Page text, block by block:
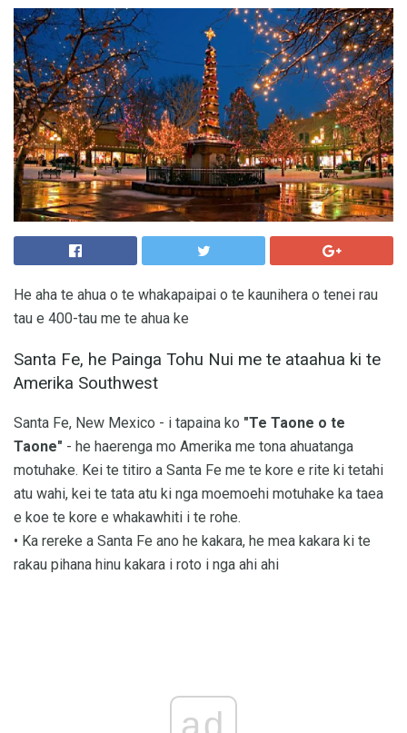
He aha te ahua o te whakapaipai o te kaunihera o tenei rau
tau e 400-tau me te ahua ke
Santa Fe, he Painga Tohu Nui me te ataahua ki te
Amerika Southwest
Santa Fe, New Mexico - i tapaina ko "Te Taone o te
Taone" - he haerenga mo Amerika me tona ahuatanga
motuhake. Kei te titiro a Santa Fe me te kore e rite ki tetahi
atu wahi, kei te tata atu ki nga moemoehi motuhake ka taea
e koe te kore e whakawhiti i te rohe.
• Ka rereke a Santa Fe ano he kakara, he mea kakara ki te
rakau pihana hinu kakara i roto i nga ahi ahi
ad